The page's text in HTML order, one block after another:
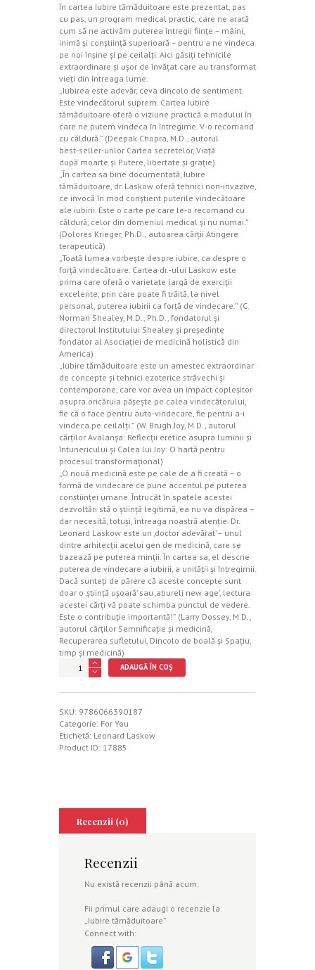
În cartea Iubire tămăduitoare este prezentat, pas
cu pas, un program medical practic, care ne arată
cum să ne activăm puterea întregii fiinţe – mâini,
inimă şi conştiinţă superioară – pentru a ne vindeca
pe noi înşine şi pe ceilalţi. Aici găsiţi tehnicile
extraordinare şi uşor de învăţat care au transformat
vieţi din întreaga lume.
„Iubirea este adevăr, ceva dincolo de sentiment.
Este vindecătorul suprem. Cartea Iubire
tămăduitoare oferă o viziune practică a modului în
care ne putem vindeca în întregime. V‑o recomand
cu căldură.” (Deepak Chopra, M.D., autorul
best‑seller‑urilor Cartea secretelor, Viaţă
după moarte şi Putere, libertate şi graţie)
„În cartea sa bine documentată, Iubire
tămăduitoare, dr. Laskow oferă tehnici non‑invazive,
ce invocă în mod conştient puterile vindecătoare
ale iubirii. Este o carte pe care le‑o recomand cu
căldură, celor din domeniul medical şi nu numai.”
(Dolores Krieger, Ph.D., autoarea cărţii Atingere
terapeutică)
„Toată lumea vorbeşte despre iubire, ca despre o
forţă vindecătoare. Cartea dr.‑ului Laskow este
prima care oferă o varietate largă de exerciţii
excelente, prin care poate fi trăită, la nivel
personal, puterea iubirii ca forţă de vindecare.” (C.
Norman Shealey, M.D., Ph.D., fondatorul şi
directorul Institutului Shealey şi preşedinte
fondator al Asociaţiei de medicină holistică din
America)
„Iubire tămăduitoare este un amestec extraordinar
de concepte şi tehnici ezoterice străvechi şi
contemporane, care vor avea un impact copleşitor
asupra oricăruia păşeşte pe calea vindecătorului,
fie că o face pentru auto‑vindecare, fie pentru a‑i
vindeca pe ceilalţi.” (W. Brugh Joy, M.D., autorul
cărţilor Avalanşa: Reflecţii eretice asupra luminii şi
întunericului şi Calea lui Joy: O hartă pentru
procesul transformaţional)
„O nouă medicină este pe cale de a fi creată – o
formă de vindecare ce pune accentul pe puterea
conştiinţei umane. Întrucât în spatele acestei
dezvoltări stă o ştiinţă legitimă, ea nu va dispărea –
dar necesită, totuşi, întreaga noastră atenţie. Dr.
Leonard Laskow este un ‚doctor adevărat’ – unul
dintre arhitecţii acelui gen de medicină, care se
bazează pe puterea minţii. În cartea sa, el descrie
puterea de vindecare a iubirii, a unităţii şi întregimii.
Dacă sunteţi de părere că aceste concepte sunt
doar o ‚ştiinţă uşoară’ sau ‚abureli new age’, lectura
acestei cărţi vă poate schimba punctul de vedere.
Este o contribuţie importantă!” (Larry Dossey, M.D.,
autorul cărţilor Semnificaţie şi medicină,
Recuperarea sufletului, Dincolo de boală şi Spaţiu,
timp şi medicină)
Cantitate
ADAUGĂ ÎN COȘ
SKU: 9786066390187
Categorie: For You
Etichetă: Leonard Laskow
Product ID: 17885
Recenzii (0)
Recenzii
Nu există recenzii până acum.
Fii primul care adaugi o recenzie la
„Iubire tămăduitoare”
Connect with: